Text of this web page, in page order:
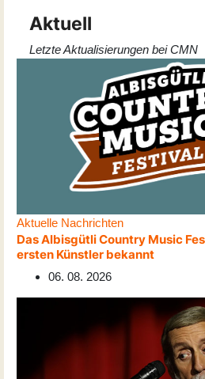
Aktuell
Letzte Aktualisierungen bei CMN
Aktuelle Nachrichten
Das Albisgütli Country Music
ersten Künstler bekannt
06. 08. 2026